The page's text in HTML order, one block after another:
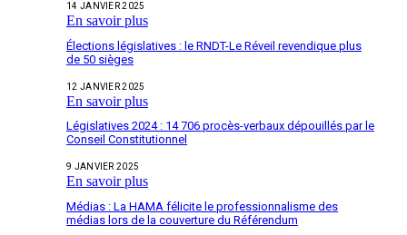
14 JANVIER 2025
En savoir plus
Élections législatives : le RNDT-Le Réveil revendique plus
de 50 sièges
12 JANVIER 2025
En savoir plus
Législatives 2024 : 14 706 procès-verbaux dépouillés par le
Conseil Constitutionnel
9 JANVIER 2025
En savoir plus
Médias : La HAMA félicite le professionnalisme des
médias lors de la couverture du Référendum